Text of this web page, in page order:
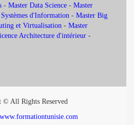
- Master Data Science - Master
d'Information - Master Big
et Virtualisation - Master
Architecture d'intérieur -
© All Rights Reserved
www.formationtunisie.com